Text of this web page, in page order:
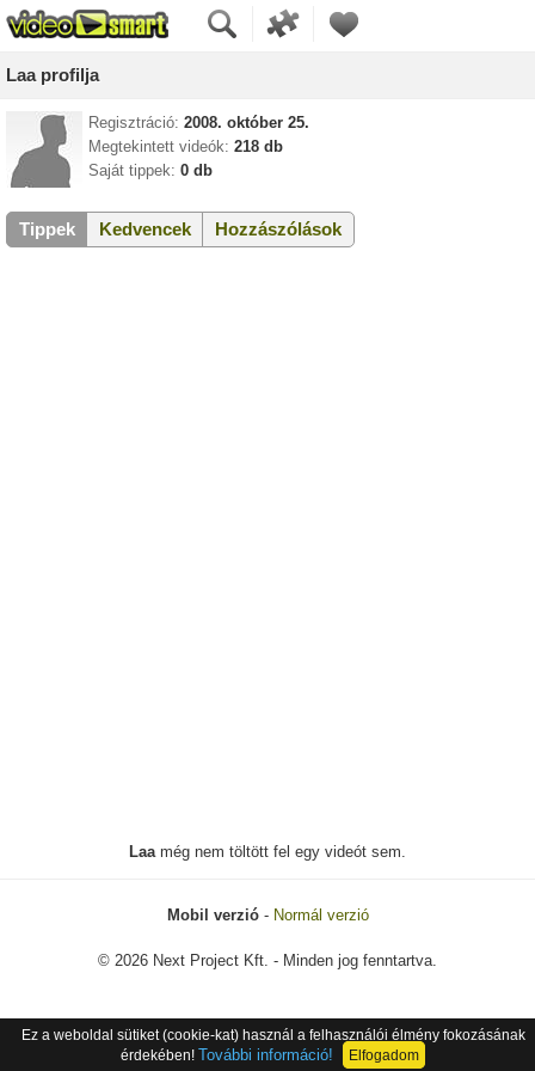
Laa profilja
Regisztráció: 2008. október 25.
Megtekintett videók: 218 db
Saját tippek: 0 db
Tippek Kedvencek Hozzászólások
Laamég nem töltött fel egy videót sem.
Mobil verzió- Normál verzió
© 2026 Next Project Kft. - Minden jog fenntartva.
Ez a weboldal sütiket (cookie-kat) használ a felhasználói élmény fokozásának
érdekében! További információ! Elfogadom